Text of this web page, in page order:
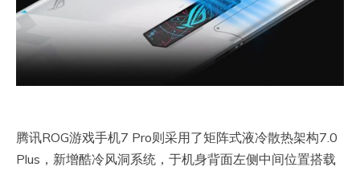
腾讯ROG游戏手机7 Pro则采用了矩阵式液冷散热架构7.0
Plus，新增酷冷风洞系统，于机身背面左侧中间位置搭载